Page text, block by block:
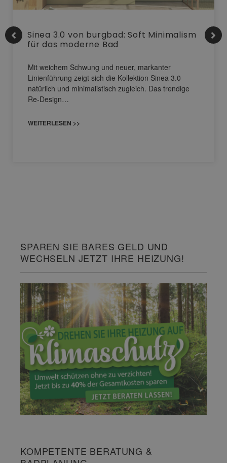
Sinea 3.0 von burgbad: Soft Minimalism
für das moderne Bad
Mit weichem Schwung und neuer, markanter
Linienführung zeigt sich die Kollektion Sinea 3.0
natürlich und minimalistisch zugleich. Das trendige
Re-Design…
WEITERLESEN >>
SPAREN SIE BARES GELD UND
WECHSELN JETZT IHRE HEIZUNG!
KOMPETENTE BERATUNG &